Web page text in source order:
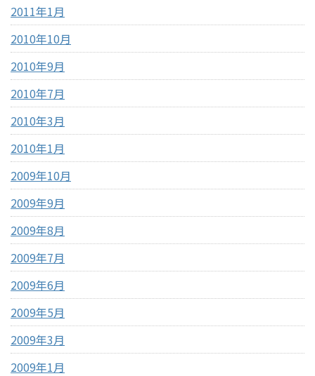
2011年1月
2010年10月
2010年9月
2010年7月
2010年3月
2010年1月
2009年10月
2009年9月
2009年8月
2009年7月
2009年6月
2009年5月
2009年3月
2009年1月